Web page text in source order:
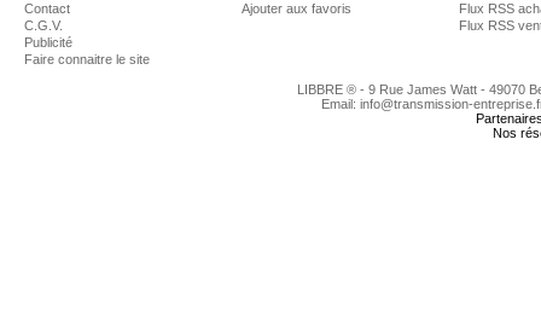
Contact
C.G.V.
Publicité
Faire connaitre le site
Ajouter aux favoris
Flux RSS
Flux RSS
LIBBRE ® - 9 Rue James Watt - 49070
Email: info@transmission-
Nos